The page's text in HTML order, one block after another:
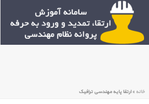
خانه »ارتقا پایه مهندسی ترافیک